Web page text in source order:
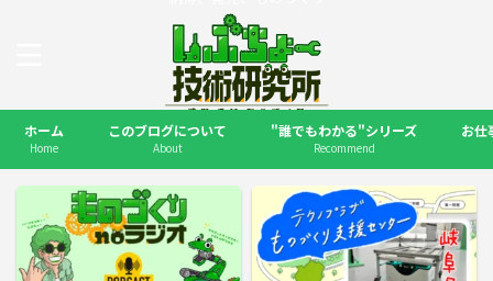
ホーム
Home
このブログについて
About
"誰でもわかる"シリーズ
Recommend
お仕